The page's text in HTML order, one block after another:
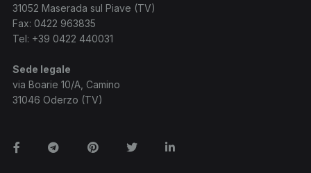
31052 Maserada sul Piave (TV)
Fax: 0422 963835
Tel: +39 0422 440031
Sede legale
via Boarie 10/A, Camino
31046 Oderzo (TV)
FacebookTelegramPinterestTwitterLinkedin